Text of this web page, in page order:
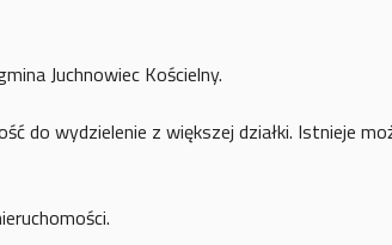
Juchnowiec Kościelny.
do wydzielenie z większej działki. Istnieje